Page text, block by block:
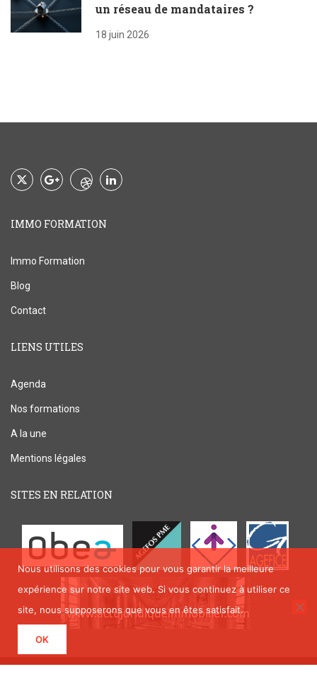
un réseau de mandataires ?
18 juin 2026
IMMO FORMATION
Immo Formation
Blog
Contact
LIENS UTILES
Agenda
Nos formations
A la une
Mentions légales
SITES EN RELATION
Nous utilisons des cookies pour vous garantir la meilleure
expérience sur notre site web. Si vous continuez à utiliser ce
site, nous supposerons que vous en êtes satisfait.
OK